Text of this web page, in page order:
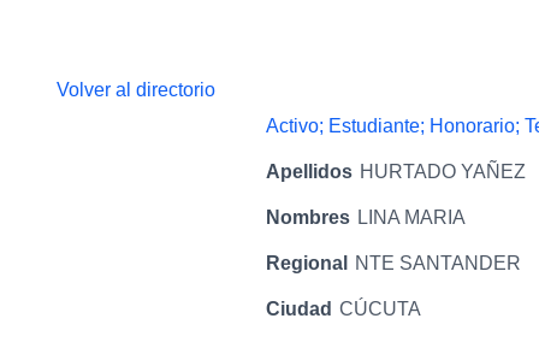
Volver al directorio
Activo; Estudiante; Honorario;
Apellidos HURTADO YAÑEZ
Nombres LINA MARIA
Regional NTE SANTANDER
Ciudad CÚCUTA